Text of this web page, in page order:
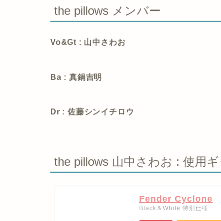
the pillows メンバー
Vo&Gt : 山中さわお
Ba : 真鍋吉明
Dr : 佐藤シンイチロウ
the pillows 山中さわお : 使用
Fender Cyclone
Black＆White 特別仕様